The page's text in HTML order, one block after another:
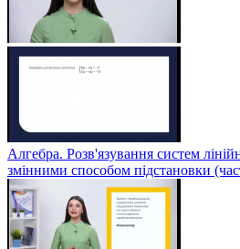
Алгебра. Розв'язування систем
змінними способом підстановки